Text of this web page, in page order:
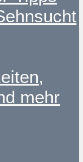
mehr